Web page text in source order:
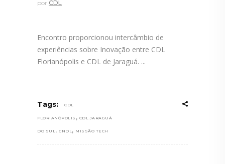
por CDL
Encontro proporcionou intercâmbio de
experiências sobre Inovação entre CDL
Florianópolis e CDL de Jaraguá.
Tags: CDL
FLORIANÓPOLIS , CDL JARAGUÁ
DO SUL , CNDL , MISSÃO TECH